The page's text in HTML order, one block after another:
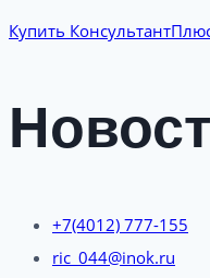
Купить
+7(4012) 777-155
ric_044@inok.ru